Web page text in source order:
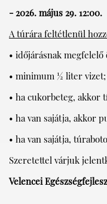
- 2026. május 29. 12:00.
A túrára feltétlenül
• időjárásnak
• minimum ½ liter vizet;
• ha cukorbeteg, akkor
• ha van sajátja, akkor
• ha van sajátja,
Szeretettel várjuk
Velencei